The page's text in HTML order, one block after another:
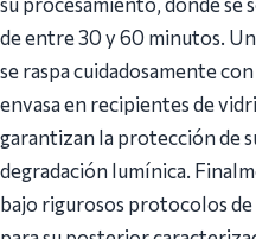
de entre 30 y 60 minutos.
se raspa cuidadosamente
envasa en recipientes de
garantizan la protección de
degradación lumínica.
bajo rigurosos protocolos